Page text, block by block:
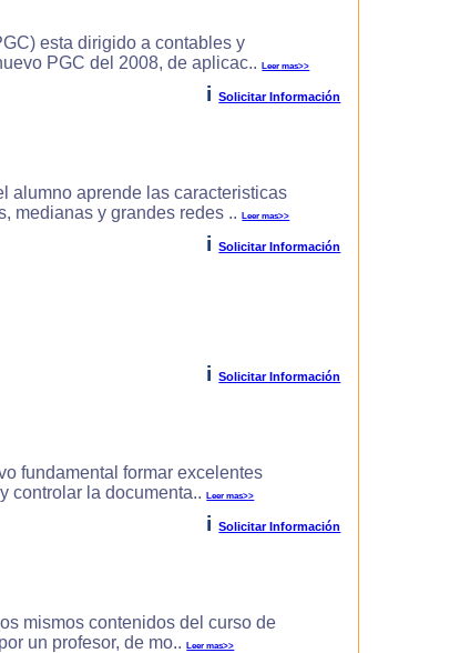
esta dirigido a contables y
PGC del 2008, de aplicac..Leer mas>>
i Solicitar Información
alumno aprende las caracteri­sticas
medianas y grandes redes ..Leer mas>>
i Solicitar Información
i Solicitar Información
fundamental formar excelentes
controlar la documenta..Leer mas>>
i Solicitar Información
mismos contenidos del curso de
un profesor, de mo..Leer mas>>